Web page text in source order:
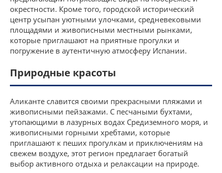
окрестности. Кроме того, городской исторический
центр усыпан уютными улочками, средневековыми
площадями и живописными местными рынками,
которые приглашают на приятные прогулки и
погружение в аутентичную атмосферу Испании.
Природные красоты
Аликанте славится своими прекрасными пляжами и
живописными пейзажами. С песчаными бухтами,
утопающими в лазурных водах Средиземного моря, и
живописными горными хребтами, которые
приглашают к пеших прогулкам и приключениям на
свежем воздухе, этот регион предлагает богатый
выбор активного отдыха и релаксации на природе.